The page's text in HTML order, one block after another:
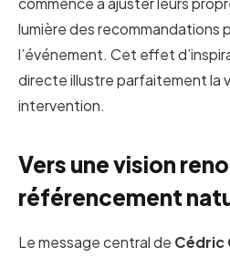
lumière des recommandations
l’événement. Cet effet
directe illustre parfaitement la
intervention.
Vers une vision
référencement
Le message central de Cédric